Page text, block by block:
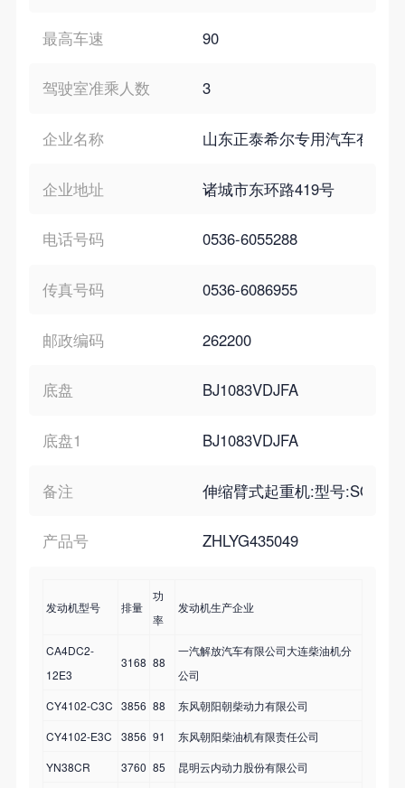
最高车速 90
驾驶室准乘人数 3
企业名称 山东正泰希尔专用汽车有限
企业地址 诸城市东环路419号
电话号码 0536-6055288
传真号码 0536-6086955
邮政编码 262200
底盘 BJ1083VDJFA
底盘1 BJ1083VDJFA
备注 伸缩臂式起重机:型号:SQ4.0,
产品号 ZHLYG435049
发动机型号 排量
功
率
发动机生产企业
CA4DC2-
12E3
3168 88
一汽解放汽车有限公司大连柴油机分
公司
CY4102-C3C 3856 88
东风朝阳朝柴动力有限公司
CY4102-E3C
3856 91
东风朝阳柴油机有限责任公司
YN38CR
3760 85
昆明云内动力股份有限公司